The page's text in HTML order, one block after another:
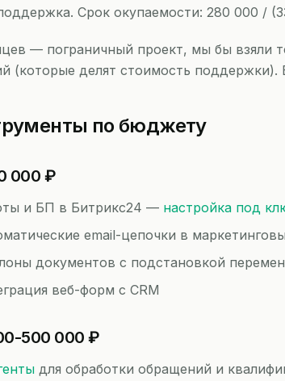
Срок окупаемости: 280 000 /
— пограничный проект, мы бы взяли
(которые делят стоимость
по бюджету
000 ₽
и БП в Битрикс24 — настройка под
email-цепочки в
документов с подстановкой
веб-форм с CRM
500 000 ₽
для обработки обращений и